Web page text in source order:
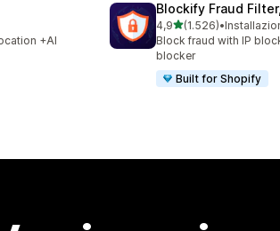
+AI
Blockify Fraud
4,9stelle su 5
(1.526)
1526 recensioni totali
•
Block fraud with IP
blocker
Built for Shopify